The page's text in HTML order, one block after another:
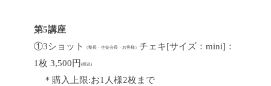
第5講座
①3ショット
（塾長・生徒会長・お客様） チェキ[サイズ：mini]：
1枚 3,500円 (税込)
＊購入上限:お1人様2枚まで